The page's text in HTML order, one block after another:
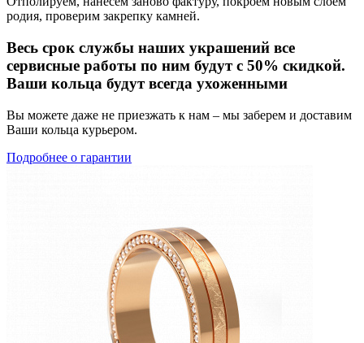
родия, проверим закрепку камней.
Весь срок службы наших украшений все
сервисные работы по ним будут с 50% скидкой.
Ваши кольца будут всегда ухоженными
Вы можете даже не приезжать к нам – мы заберем и доставим
Ваши кольца курьером.
Подробнее о гарантии